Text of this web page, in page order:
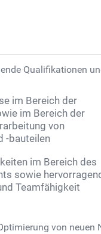
Qualifikationen
im Bereich der
im Bereich der
von
-bauteilen
im Bereich des
sowie
Teamfähigkeit
von